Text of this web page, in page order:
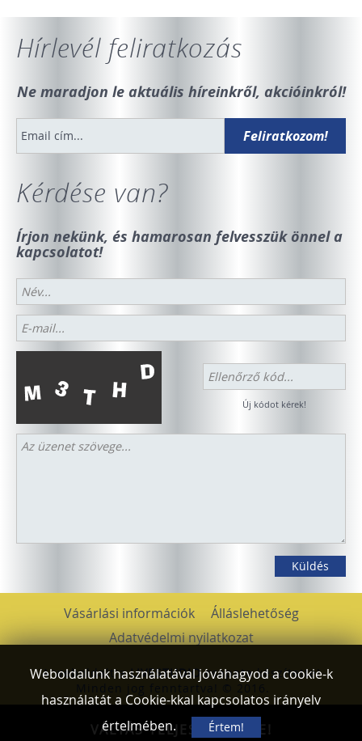
Weboldalunk használatával jóváhagyod a cookie-k
használatát a Cookie-kkal kapcsolatos irányelv
értelmében.
Értem!
Hírlevél feliratkozás
Ne maradjon le aktuális híreinkről, akcióinkról!
Kérdése van?
Írjon nekünk, és hamarosan felvesszük önnel a
kapcsolatot!
Új kódot kérek!
Vásárlási információk
Álláslehetőség
Adatvédelmi nyilatkozat
A weboldalt aLIVESTUDIOcsapata készítette!
VÁLTÁS TELJES NÉZETRE!